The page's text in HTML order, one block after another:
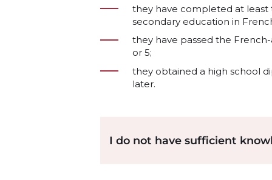
they have completed at least
secondary education in
they have passed the
or 5;
they obtained a high school
later.
I do not have sufficient